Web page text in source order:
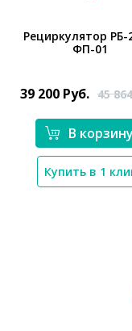
*}
Рециркулятор РБ-
ФП-01
39 200 Руб. 45
В корзину
Купить в 1